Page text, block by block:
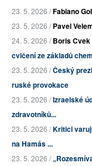
23. 5. 2026 /Fabiano
23. 5. 2026 /Pavel
24. 5. 2026 /Boris Cvek
cvičení ze základů
23. 5. 2026 /Český
ruské provokace
23. 5. 2026 /Izraelské
zdravotníků...
23. 5. 2026 /Kritici
na Hamás ...
23. 5. 2026 /